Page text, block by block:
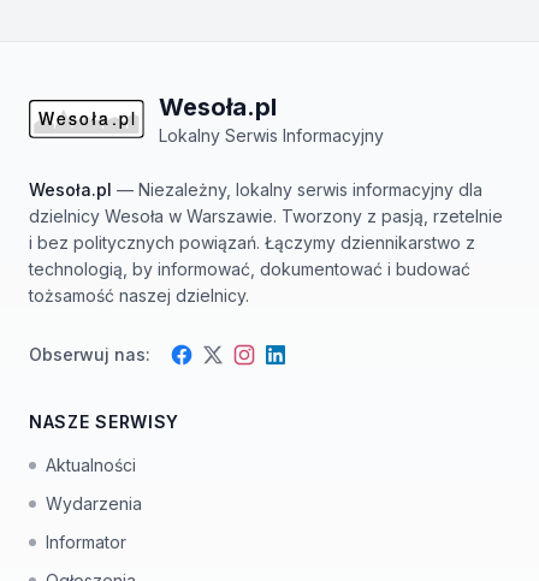
Wesoła.pl
Lokalny Serwis Informacyjny
Wesoła.pl — Niezależny, lokalny serwis informacyjny dla
dzielnicy Wesoła w Warszawie. Tworzony z pasją, rzetelnie
i bez politycznych powiązań. Łączymy dziennikarstwo z
technologią, by informować, dokumentować i budować
tożsamość naszej dzielnicy.
Obserwuj nas: Facebook
TwitterInstagram
LinkedIn
NASZE SERWISY
Aktualności
Wydarzenia
Informator